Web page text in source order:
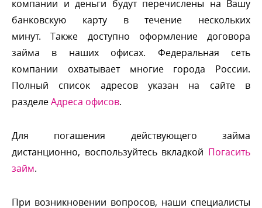
компании и деньги будут перечислены на Вашу
анковскую карту в течение нескольких
минут. Также доступно оформление договора
займа в наших офисах. Федеральная сеть
компании охватывает многие города России.
Полный список адресов указан на сайте
разделеАдреса офисо.
Для погашения действующего займа
дистанционно, воспользуйтесь вкладкой Погасить
займ.
При возникновении вопросов, наши специалисты